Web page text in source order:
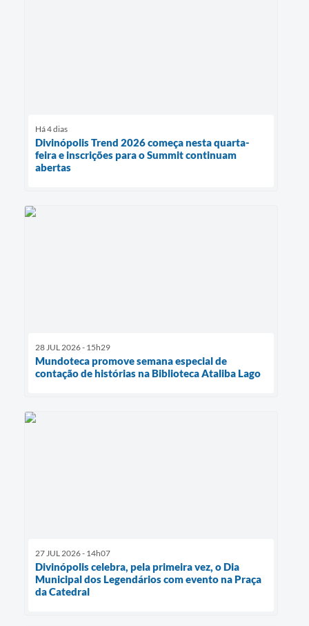
Há 4 dias
Divinópolis Trend 2026 começa nesta quarta-
feira e inscrições para o Summit continuam
abertas
28 JUL 2026 - 15h29
Mundoteca promove semana especial de
contação de histórias na Biblioteca Ataliba Lago
27 JUL 2026 - 14h07
Divinópolis celebra, pela primeira vez, o Dia
Municipal dos Legendários com evento na Praça
da Catedral